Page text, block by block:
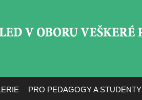
PRO PEDAGOGY A STUDENTY